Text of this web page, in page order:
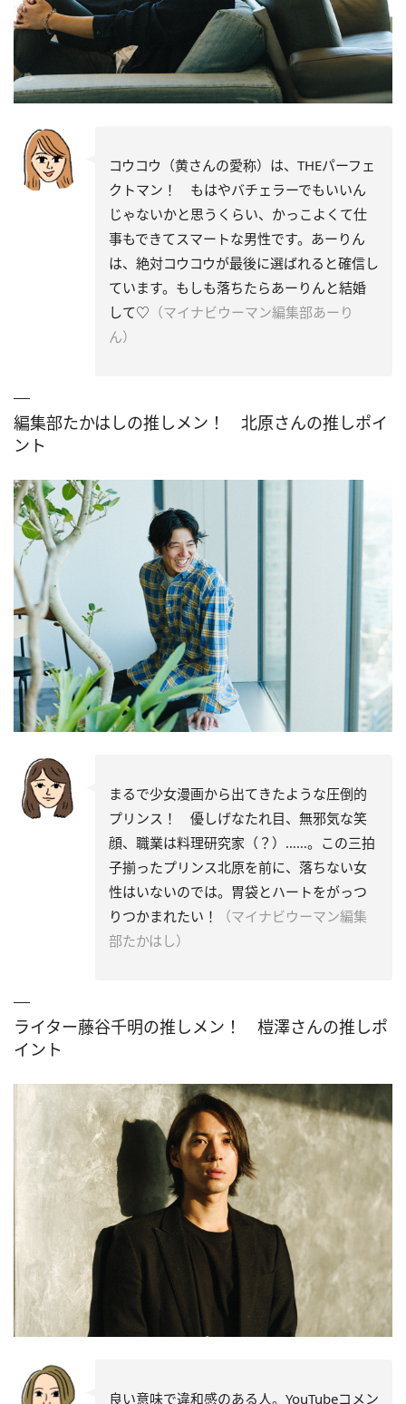
コウコウ（黄さんの愛称）は、THEパーフェ
クトマン！ もはやバチェラーでもいいん
じゃないかと思うくらい、かっこよくて仕
事もできてスマートな男性です。あーりん
は、絶対コウコウが最後に選ばれると確信し
ています。もしも落ちたらあーりんと結婚
して♡ （マイナビウーマン編集部あーり
ん）
編集部たかはしの推しメン！ 北原さんの推しポイ
ント
まるで少女漫画から出てきたような圧倒的
プリンス！ 優しげなたれ目、無邪気な笑
顔、職業は料理研究家（？）……。この三拍
子揃ったプリンス北原を前に、落ちない女
性はいないのでは。胃袋とハートをがっつ
りつかまれたい！
（マイナビウーマン編集
部たかはし）
ライター藤谷千明の推しメン！ 榿澤さんの推しポ
イント
良い意味で違和感のある人。YouTubeコメン